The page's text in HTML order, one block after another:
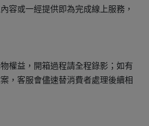
容或一經提供即為完成線上服務，
權益，開箱過程請全程錄影；如有
，客服會儘速替消費者處理後續相